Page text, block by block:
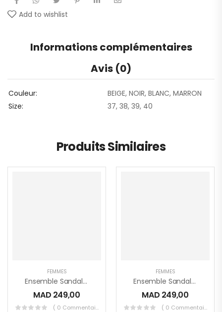
Add to wishlist
Informations complémentaires
Avis (0)
Couleur
BEIGE, NOIR, BLANC, MARRON
Size
37, 38, 39, 40
Produits Similaires
FEMMES
Ensemble Sandales Et Sac DIOR
MAD 249,00
( 0 Commentaires )
FEMMES
Ensemble Sandales Plate Et Sac À Main
MAD 249,00
( 0 Commentaires )